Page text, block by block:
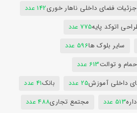
جزئیات فضای داخلی ناهار خوری142 عدد
اتوکد پایه775 عدد
سایر بلوک ها596 عدد
و توالت613 عدد
داخلی آموزش25 عدد بانک41 عدد
513 عدد مجتمع تجاری488 عدد